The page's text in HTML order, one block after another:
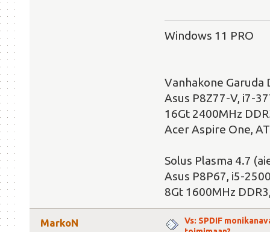
Windows 11 PRO
Vanhakone Garuda
Asus P8Z77-V, i7-
16Gt 2400MHz
Acer Aspire One,
Solus Plasma 4.7
Asus P8P67, i5-
8Gt 1600MHz
MarkoN
Vs: SPDIF